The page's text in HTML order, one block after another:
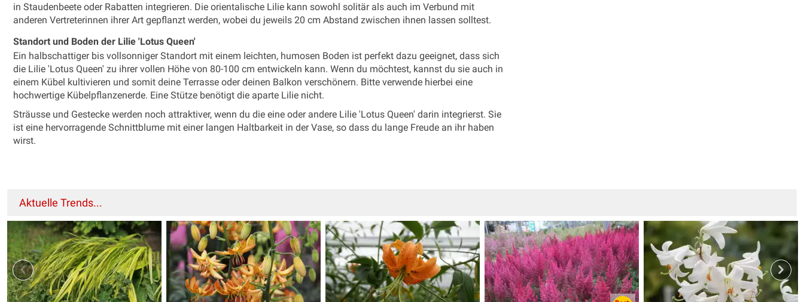
in Staudenbeete oder Rabatten integrieren. Die orientalische Lilie kann sowohl solitär als auch im Verbund mit
anderen Vertreterinnen ihrer Art gepflanzt werden, wobei du jeweils 20 cm Abstand zwischen ihnen lassen solltest.
Standort und Boden der Lilie 'Lotus Queen'
Ein halbschattiger bis vollsonniger Standort mit einem leichten, humosen Boden ist perfekt dazu geeignet, dass sich
die Lilie 'Lotus Queen' zu ihrer vollen Höhe von 80-100 cm entwickeln kann. Wenn du möchtest, kannst du sie auch in
einem Kübel kultivieren und somit deine Terrasse oder deinen Balkon verschönern. Bitte verwende hierbei eine
hochwertige Kübelpflanzenerde. Eine Stütze benötigt die aparte Lilie nicht.
Sträusse und Gestecke werden noch attraktiver, wenn du die eine oder andere Lilie 'Lotus Queen' darin integrierst. Sie
ist eine hervorragende Schnittblume mit einer langen Haltbarkeit in der Vase, so dass du lange Freude an ihr haben
wirst.
Aktuelle Trends...